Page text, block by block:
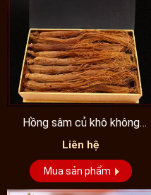
Hồng sâm củ khô không
đường hảo hạng
Liên hệ
Mua sản phẩm